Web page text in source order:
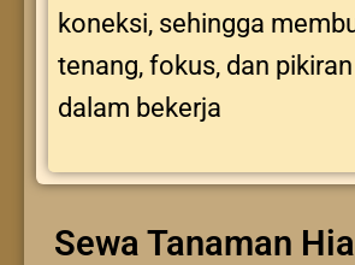
koneksi, sehingga
tenang, fokus, dan
dalam bekerja
Sewa Tanaman